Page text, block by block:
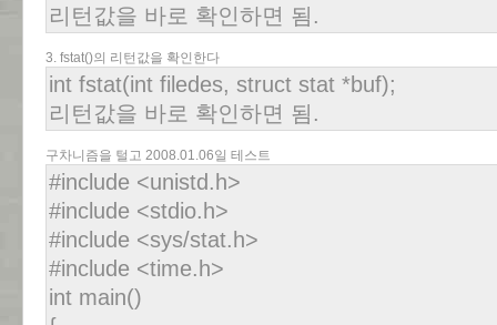
리턴값을 바로 확인하면 됨.
3. fstat()의 리턴값을 확인한다
int fstat(int filedes, struct stat *buf);
리턴값을 바로 확인하면 됨.
구차니즘을 털고 2008.01.06일 테스트
#include <unistd.h>
#include <stdio.h>
#include <sys/stat.h>
#include <time.h>
int main()